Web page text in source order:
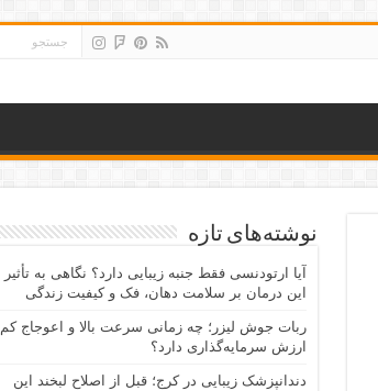
نوشته‌های تازه
آیا ارتودنسی فقط جنبه زیبایی دارد؟ نگاهی به تأثیر
این درمان بر سلامت دهان، فک و کیفیت زندگی
ربات جوش لیزر؛ چه زمانی سرعت بالا و اعوجاج کم
ارزش سرمایه‌گذاری دارد؟
دندانپزشک زیبایی در کرج؛ قبل از اصلاح لبخند این